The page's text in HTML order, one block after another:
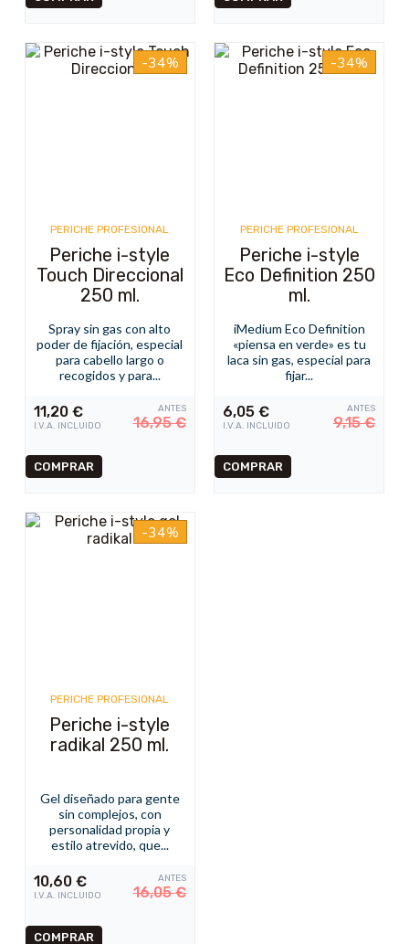
-34%
PERICHE PROFESIONAL
Periche i-style
Touch Direccional
250 ml.
Spray sin gas con alto
poder de fijación, especial
para cabello largo o
recogidos y para...
11,20€
I.V.A. INCLUIDO
ANTES
16,95€
-34%
PERICHE PROFESIONAL
Periche i-style
Eco Definition 250
ml.
iMedium Eco Definition
«piensa en verde» es tu
laca sin gas, especial para
fijar...
6,05€
I.V.A. INCLUIDO
ANTES
9,15€
-34%
PERICHE PROFESIONAL
Periche i-style
radikal 250 ml.
Gel diseñado para gente
sin complejos, con
personalidad propia y
estilo atrevido, que...
10,60€
I.V.A. INCLUIDO
ANTES
16,05€